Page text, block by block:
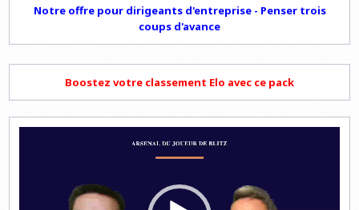
Notre offre pour dirigeants d'entreprise - Penser trois
coups d'avance
Boostez votre classement Elo avec ce pack